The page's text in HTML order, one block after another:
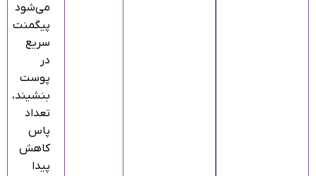
می‌شود
پیگمنت
سریع
در
پوست
بنشیند،
تعداد
پاس
کاهش
پیدا